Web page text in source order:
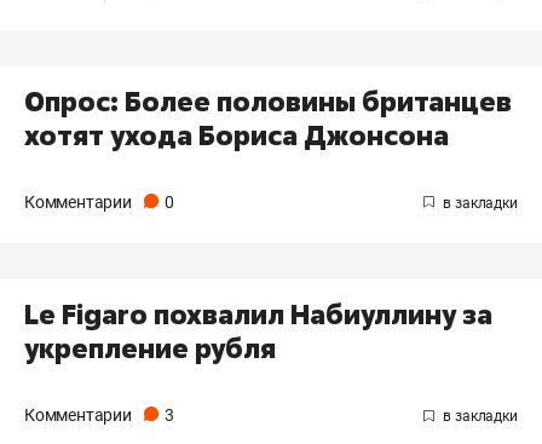
Опрос: Более половины британцев
хотят ухода Бориса Джонсона
Комментарии 0
Le Figaro похвалил Набиуллину за
укрепление рубля
Комментарии 3